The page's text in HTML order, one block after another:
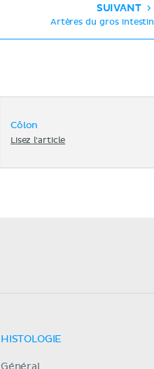
SUIVANT
Artères du gros intestin
Côlon
Lisez l'article
HISTOLOGIE
Général